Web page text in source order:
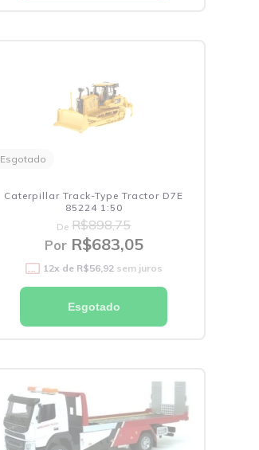
Esgotado
Caterpillar Track-Type Tractor D7E
85224 1:50
De R$898,75
PorR$683,05
12x de R$56,92sem juros
Esgotado